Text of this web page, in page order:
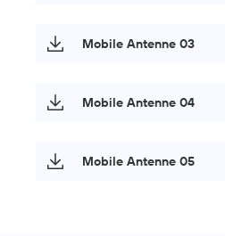
Mobile Antenne 03
Mobile Antenne 04
Mobile Antenne 05